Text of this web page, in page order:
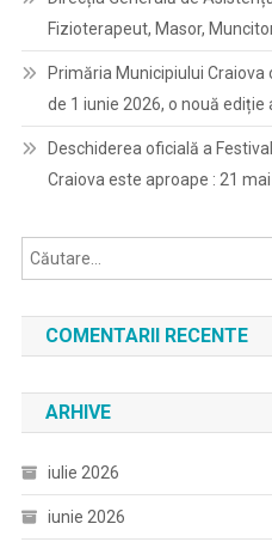
Fizioterapeut, Masor,
Primăria Municipiului
de 1 iunie 2026, o nouă
Deschiderea oficială a
Craiova este aproape : 21
COMENTARII RECENTE
ARHIVE
iulie 2026
iunie 2026